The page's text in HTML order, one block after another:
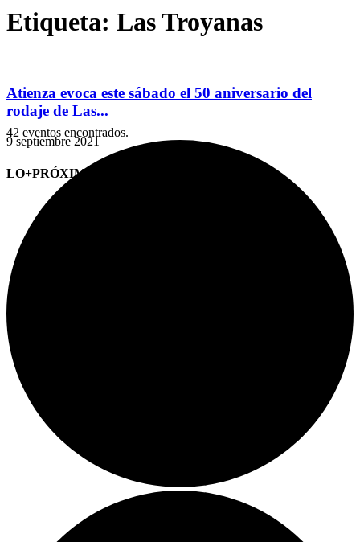
Etiqueta: Las Troyanas
Atienza evoca este sábado el 50 aniversario del
rodaje de Las...
9 septiembre 2021
LO+PRÓXIMO (CITAS)
42 eventos encontrados.